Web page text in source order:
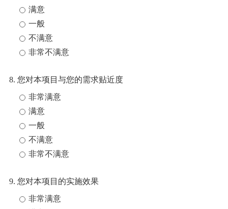
满意
一般
不满意
非常不满意
8. 您对本项目与您的需求贴近度
非常满意
满意
一般
不满意
非常不满意
9. 您对本项目的实施效果
非常满意